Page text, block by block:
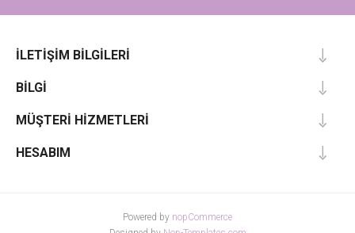
İLETIŞIM BILGILERI
BILGI
MÜŞTERI HIZMETLERI
HESABIM
Powered by nopCommerce